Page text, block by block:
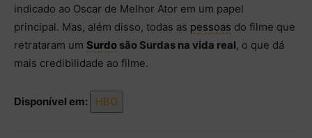
indicado ao Oscar de Melhor Ator em um papel
principal. Mas, além disso, todas as pessoas do filme que
retrataram um Surdo são Surdas na vida real, o que dá
mais credibilidade ao filme.
Disponível em: HBO